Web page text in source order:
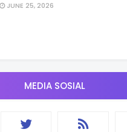
JUNE 25, 2026
MEDIA SOSIAL